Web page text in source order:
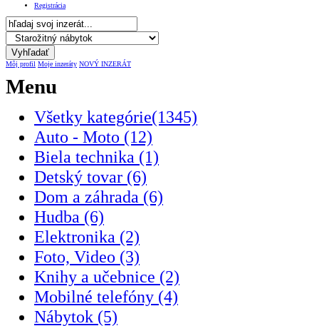
Registrácia
Môj profil Moje inzeráty NOVÝ INZERÁT
Menu
Všetky kategórie(1345)
Auto - Moto (12)
Biela technika (1)
Detský tovar (6)
Dom a záhrada (6)
Hudba (6)
Elektronika (2)
Foto, Video (3)
Knihy a učebnice (2)
Mobilné telefóny (4)
Nábytok (5)